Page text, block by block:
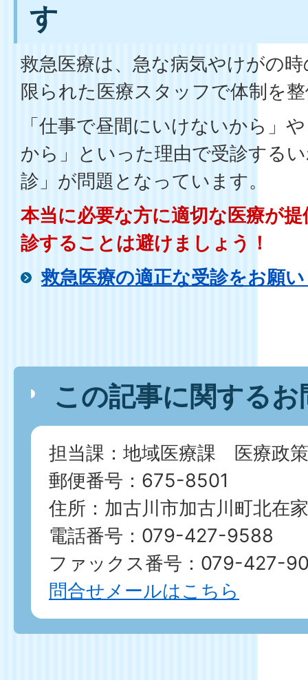
す
救急医療は、急な病気やけがの
限られた医療スタッフで体制を
「仕事で昼間にいけないから」
から」といった理由で受診する
診」が問題となっています。
本当に必要な方に適切な医療が
診することは避けましょう！
救急医療の適正な受診をお願
この記事に関する
担当課：地域医療課 医療政
郵便番号：675-8501
住所：加古川市加古川町北在
電話番号：079-427-9588
ファックス番号：079-427-
問合せメールはこちら